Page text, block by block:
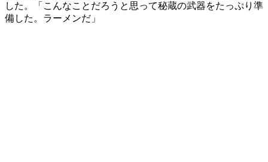
した。「こんなことだろうと思って秘蔵の武器をたっぷり準
備した。ラーメンだ」